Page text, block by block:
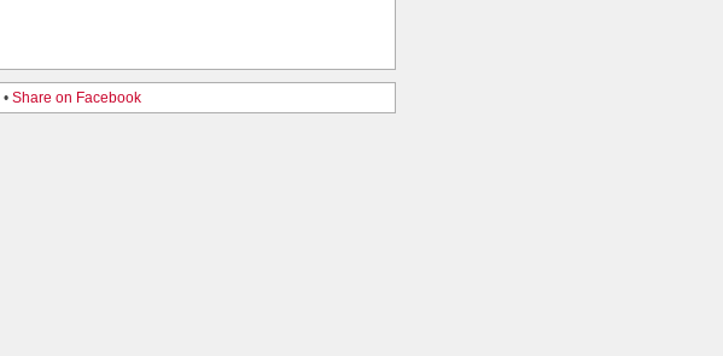
• Share on Facebook